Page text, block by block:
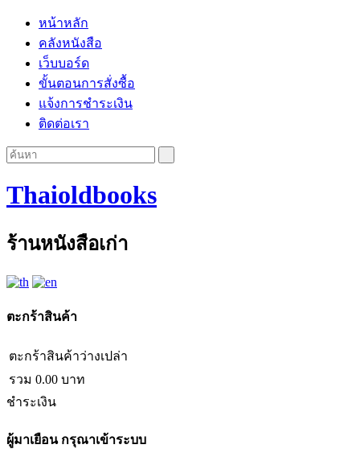
หน้าหลัก
คลังหนังสือ
เว็บบอร์ด
ขั้นตอนการสั่งซื้อ
แจ้งการชำระเงิน
ติดต่อเรา
Thaioldbooks
ร้านหนังสือเก่า
ตะกร้าสินค้า
ตะกร้าสินค้าว่างเปล่า
รวม 0.00 บาท
ชำระเงิน
ผู้มาเยือนกรุณาเข้าระบบ